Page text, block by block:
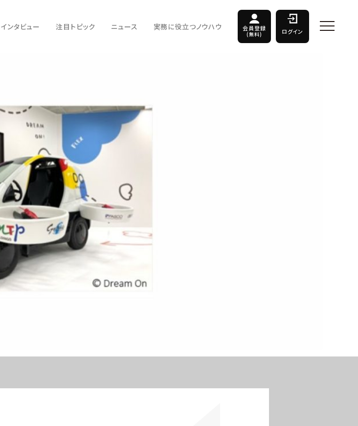
インタビュー 注目トピック ニュース 実務に役立つノウハウ 会員登録
(無料) ログイン